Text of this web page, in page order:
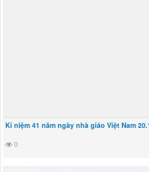
Kỉ niệm 41 năm ngày nhà giáo Việt Nam
0